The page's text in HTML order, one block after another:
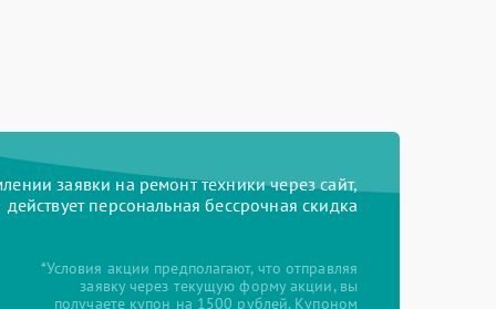
заявки на ремонт техники через сайт,
действует персональная бессрочная скидка
*Условия акции предполагают, что отправляя
заявку через текущую форму акции, вы
получаете купон на 1500 рублей. Купоном